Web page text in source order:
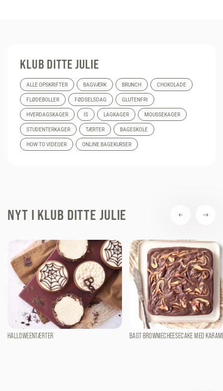
KLUB DITTE JULIE
ALLE OPSKRIFTER BAGVÆRK BRUNCH CHOKOLADE
FLØDEBOLLER FØDSELSDAG GLUTENFRI
HVERDAGSKAGER IS LAGKAGER MOUSSEKAGER
STUDENTERKAGER TÆRTER BAGESKOLE
HOW TO VIDEOER ONLINE BAGEKURSER
NYT I KLUB DITTE JULIE
HALLOWEENTÆRTER BAGT BROWNIECHEESECAKE MED